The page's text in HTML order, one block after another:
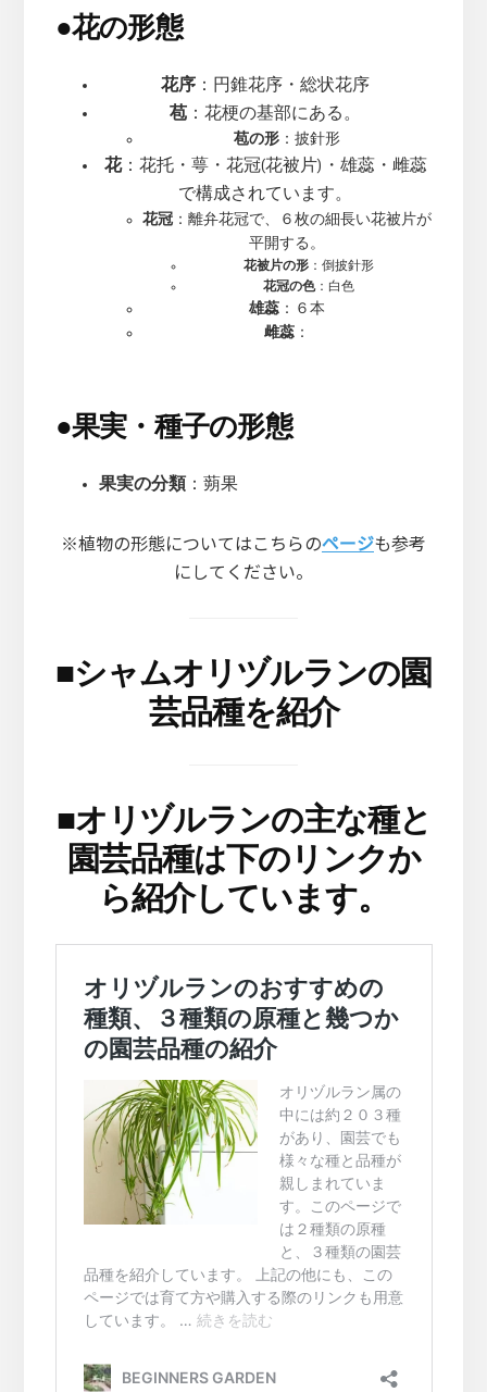
●花の形態
花序 ：円錐花序・総状花序
苞 ：花梗の基部にある。
苞の形 ：披針形
花：花托・萼・花冠(花被片)・雄蕊・雌蕊
で構成されています。
花冠 ：離弁花冠で、６枚の細長い花被片が
平開する。
花被片の形 ：倒披針形
花冠の色：白色
雄蕊 ：６本
雌蕊 ：
●果実・種子の形態
果実の分類 ：蒴果
※植物の形態についてはこちらのページも参考
にしてください。
■シャムオリヅルランの園
芸品種を紹介
■オリヅルランの主な種と
園芸品種は下のリンクか
ら紹介しています。